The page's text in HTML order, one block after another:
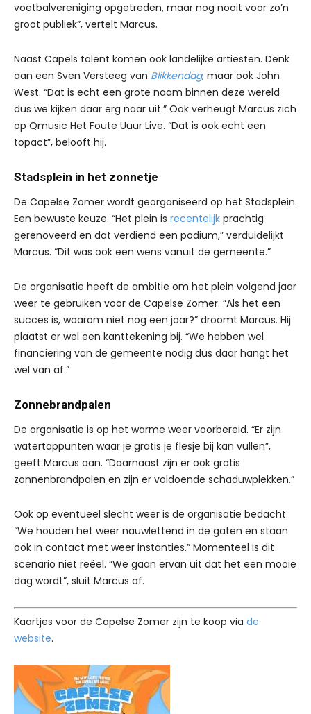
voetbalvereniging opgetreden, maar nog nooit voor zo’n
groot publiek”, vertelt Marcus.
Naast Capels talent komen ook landelijke artiesten. Denk
aan een Sven Versteeg van Blikkendag, maar ook John
West. “Dat is echt een grote naam binnen deze wereld
dus we kijken daar erg naar uit.” Ook verheugt Marcus zich
op Qmusic Het Foute Uuur Live. “Dat is ook echt een
topact”, belooft hij.
Stadsplein in het zonnetje
De Capelse Zomer wordt georganiseerd op het Stadsplein.
Een bewuste keuze. “Het plein is recentelijk prachtig
gerenoveerd en dat verdiend een podium,” verduidelijkt
Marcus. “Dit was ook een wens vanuit de gemeente.”
De organisatie heeft de ambitie om het plein volgend jaar
weer te gebruiken voor de Capelse Zomer. “Als het een
succes is, waarom niet nog een jaar?” droomt Marcus. Hij
plaatst er wel een kanttekening bij. “We hebben wel
financiering van de gemeente nodig dus daar hangt het
wel van af.”
Zonnebrandpalen
De organisatie is op het warme weer voorbereid. “Er zijn
watertappunten waar je gratis je flesje bij kan vullen”,
geeft Marcus aan. “Daarnaast zijn er ook gratis
zonnenbrandpalen en zijn er voldoende schaduwplekken.”
Ook op eventueel slecht weer is de organisatie bedacht.
“We houden het weer nauwlettend in de gaten en staan
ook in contact met weer instanties.” Momenteel is dit
scenario niet reëel. “We gaan ervan uit dat het een mooie
dag wordt”, sluit Marcus af.
Kaartjes voor de Capelse Zomer zijn te koop via de
website.